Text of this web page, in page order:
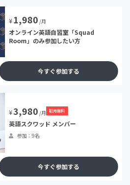
¥1,980 /月
オンライン英語自習室「Squad
Room」のみ参加したい方
今すぐ参加する
¥3,980 /月 初月無料
英語スクワッド メンバー
参加：9名
今すぐ参加する